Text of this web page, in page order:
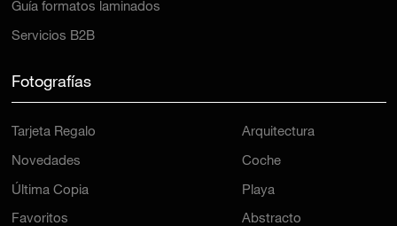
Guía formatos laminados
Servicios B2B
Fotografías
Tarjeta Regalo
Novedades
Última Copia
Favoritos
Arquitectura
Coche
Playa
Abstracto